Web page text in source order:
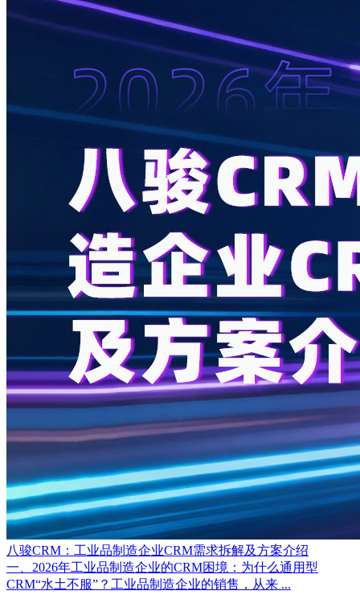
八骏CRM：工业品制造企业CRM需求拆解及方案介绍
一、2026年工业品制造企业的CRM困境：为什么通用型
CRM“水土不服”？工业品制造企业的销售，从来 ...